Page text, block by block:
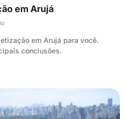
em Arujá
em Arujá para você.
conclusões.